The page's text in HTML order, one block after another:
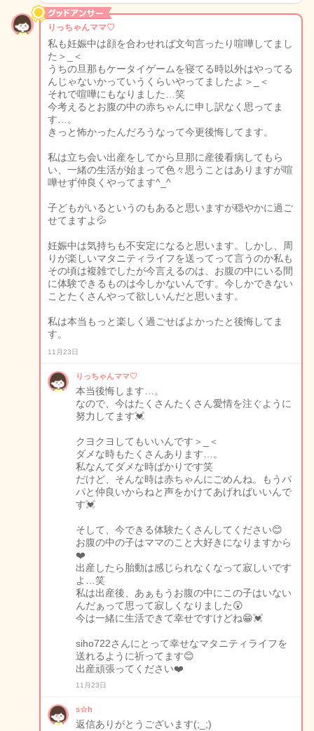
りっちゃんママ♡
私も妊娠中は顔を合わせれば文句言ったり喧嘩してまし
た＞_＜
うちの旦那もケータイゲームを寝てる時以外はやってる
んじゃないかっていうくらいやってましたよ＞_＜
それで喧嘩にもなりました…笑
今考えるとお腹の中の赤ちゃんに申し訳なく思ってま
す…。
きっと怖かったんだろうなって今更後悔してます。
私は立ち会い出産をしてから旦那に産後看病してもら
い、一緒の生活が始まって色々思うことはありますが喧
嘩せず仲良くやってます^_^
子どもがいるというのもあると思いますが穏やかに過ご
せてますよ💦
妊娠中は気持ちも不安定になると思います。しかし、周
りが楽しいマタニティライフを送ってって言うのか私も
その頃は複雑でしたが今言えるのは、お腹の中にいる間
に体験できるものは今しかないんです。今しかできない
ことたくさんやって欲しいんだと思います。
私は本当もっと楽しく過ごせばよかったと後悔してま
す。
11月23日
りっちゃんママ♡
本当後悔します…。
なので、今はたくさんたくさん愛情を注ぐように
努力してます💓
クヨクヨしてもいいんです＞_＜
ダメな時もたくさんあります…。
私なんてダメな時ばかりです笑
だけど、そんな時は赤ちゃんにごめんね。もうパ
パと仲良いからねと声をかけてあげればいいんで
す💓
そして、今できる体験たくさんしてください😊
お腹の中の子はママのこと大好きになりますから
❤️
出産したら胎動は感じられなくなって寂しいです
よ…笑
私は出産後、あぁもうお腹の中にこの子はいない
んだぁって思って寂しくなりました😲
今は一緒に生活できて幸せですけどね😁💓
siho722さんにとって幸せなマタニティライフを
送れるように祈ってます😊
出産頑張ってください❤️
11月23日
s☆h
返信ありがとうございます(;_;)